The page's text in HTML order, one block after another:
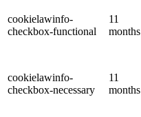
cookielawinfo-
checkbox-functional
11
months
cookielawinfo-
checkbox-necessary
11
months